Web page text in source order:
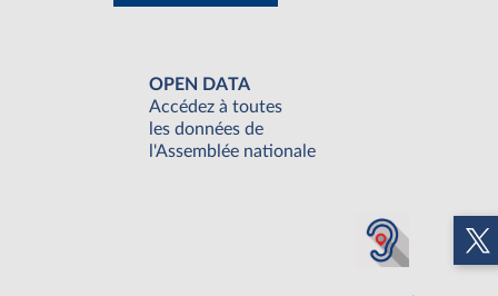
OPEN DATA
Accédez à toutes
les données de
l'Assemblée nationale